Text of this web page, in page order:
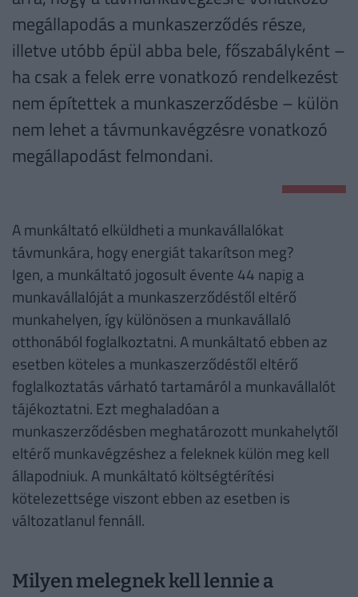
megállapodás a munkaszerződés része,
illetve utóbb épül abba bele, főszabályként –
ha csak a felek erre vonatkozó rendelkezést
nem építettek a munkaszerződésbe – külön
nem lehet a távmunkavégzésre vonatkozó
megállapodást felmondani.
A munkáltató elküldheti a munkavállalókat
távmunkára, hogy energiát takarítson meg?
Igen, a munkáltató jogosult évente 44 napig a
munkavállalóját a munkaszerződéstől eltérő
munkahelyen, így különösen a munkavállaló
otthonából foglalkoztatni. A munkáltató ebben az
esetben köteles a munkaszerződéstől eltérő
foglalkoztatás várható tartamáról a munkavállalót
tájékoztatni. Ezt meghaladóan a
munkaszerződésben meghatározott munkahelytől
eltérő munkavégzéshez a feleknek külön meg kell
állapodniuk. A munkáltató költségtérítési
kötelezettsége viszont ebben az esetben is
változatlanul fennáll.
Milyen melegnek kell lennie a